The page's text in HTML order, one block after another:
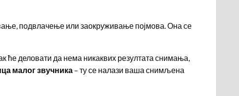
подвлачење или заокруживање појмова. Она се
ће деловати да нема никаквих резултата снимања,
малог звучника – ту се налази ваша снимљена